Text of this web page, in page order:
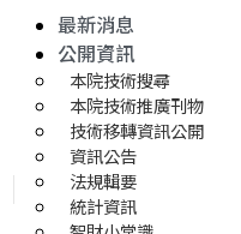
最新消息
公開資訊
本院技術搜尋
本院技術推廣刊物
技術移轉資訊公開
資訊公告
法規輯要
統計資訊